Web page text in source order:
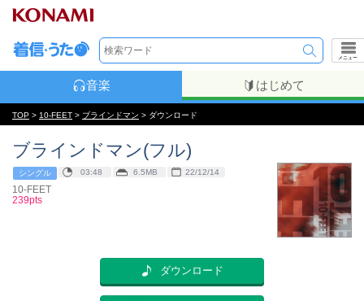
メニュー
音楽 はじめて
TOP > 10-FEET > ブラインドマン > ダウンロード
ブラインドマン(フル)
シングル 03:48 6.5MB 22/12/14
10-FEET
239pts
ダウンロード